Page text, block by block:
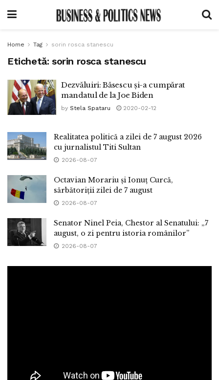
Home Tag sorin rosca stanescu
Etichetă: sorin rosca stanescu
Dezvăluiri: Băsescu și-a cumpărat
mandatul de la Joe Biden
by Stela Spataru 2020-02-12
Realitatea politică a zilei de 7 august 2026
cu jurnalistul Titi Sultan
2026-08-07
Octavian Morariu și Ionuț Curcă,
sărbătoriții zilei de 7 august
2026-08-07
Senator Ninel Peia, Chestor al Senatului: „7
august, o zi pentru istoria românilor”
2026-08-07